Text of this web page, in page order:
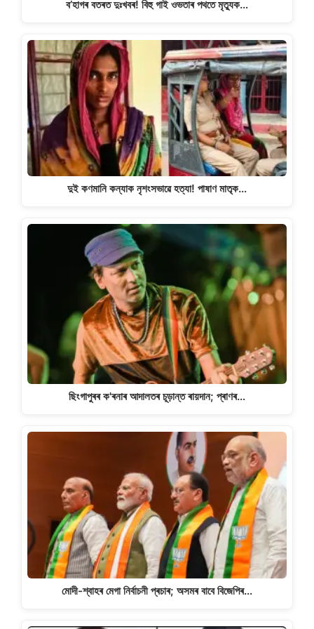
ব’হাগৰ বতৰত দুঃখবৰ! বিহু গাই ওভতাৰ পথতে মৃত্যুক…
দুই কণমানি কন্যাক নৃশংসভাৱে হত্যা! পাষাণ মাতৃক…
ছিংগাপুৰৰ ক'ৰনাৰ আদালতৰ চূড়ান্ত ৰায়দান; প্ৰাণৰ…
মোদী-শ্বাহৰ মেগা নিৰ্বাচনী প্ৰচাৰ; অসমৰ বাবে বিজেপিৰ…